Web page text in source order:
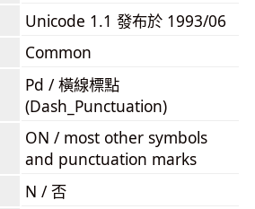
Unicode 1.1 發布於 1993/06
Common
Pd / 橫線標點
(Dash_Punctuation)
ON / most other symbols
and punctuation marks
N / 否